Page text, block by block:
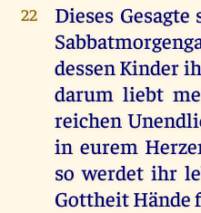
22
Dieses
dessen Kinder
darum liebt
reichen
in eurem
so werdet ihr
Gottheit Hände